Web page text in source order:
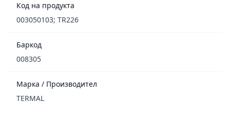
Код на продукта
003050103; TR226
Баркод
008305
Марка / Производител
TERMAL